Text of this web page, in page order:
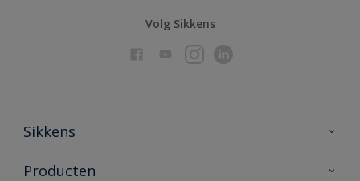
Volg Sikkens
Sikkens
Over Sikkens
Producten